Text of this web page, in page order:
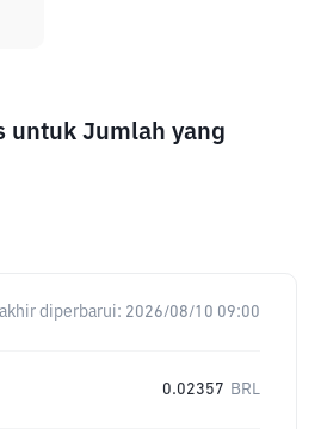
untuk Jumlah yang
diperbarui: 2026/08/10 09:00
0.02357 BRL